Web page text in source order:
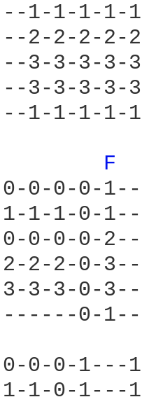
1-1-1-
2-2-2-
3-3-3-
3-3-3-
1-1-1-
F
0-0-0-
1-1-1-0-
0-0-0-0-
2-2-2-0-
3-3-0-
0-1---
0-0-
1-0-